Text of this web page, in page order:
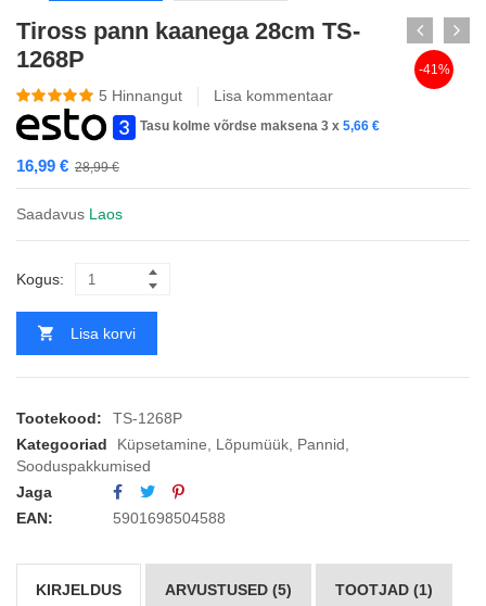
Tiross pann kaanega 28cm TS-
1268P
5 Hinnangut Lisa kommentaar
Tasu kolme võrdse maksena 3 x 5,66 €
28,99€
16,99 €
-41%
Saadavus Laos
Kogus:
Lisa korvi
Tootekood:
TS-1268P
Kategooriad
Küpsetamine Lõpumüük Pannid
Sooduspakkumised
Jaga
EAN:
5901698504588
KIRJELDUS ARVUSTUSED (5) TOOTJAD (1)